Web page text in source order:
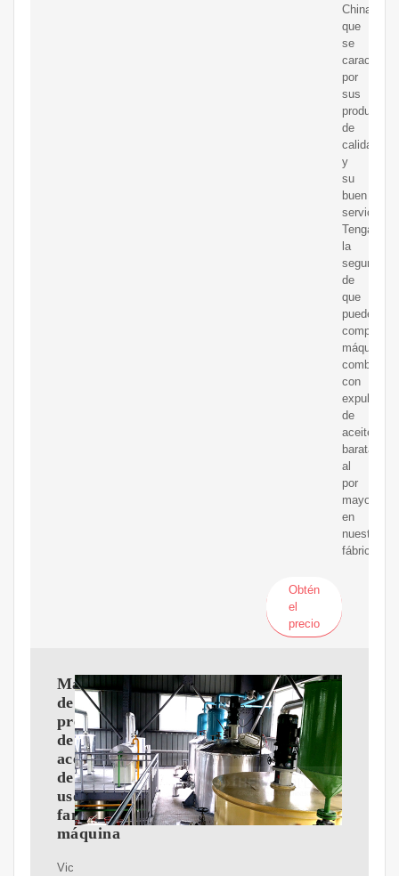
China,
que
se
caracteriza
por
sus
productos
de
calidad
y
su
buen
servicio.
Tenga
la
seguridad
de
que
puede
comprar
máquinas
con
expulsor
de
aceite
baratas
al
por
mayor
en
nuestra
fábrica.
Obtén
el
precio
Máquina
de
prensado
de
aceite
de
uso
familiar,
máquina
Vic